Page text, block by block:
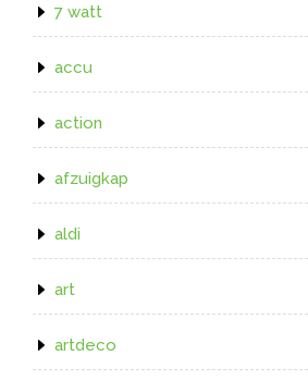
7 watt
accu
action
afzuigkap
aldi
art
artdeco